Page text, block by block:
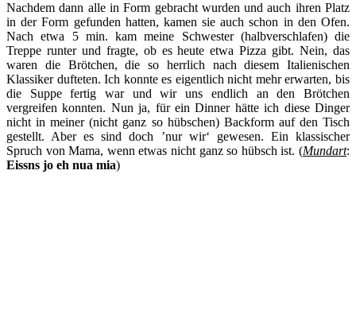
Nachdem dann alle in Form gebracht wurden und auch ihren Platz
in der Form gefunden hatten, kamen sie auch schon in den Ofen.
Nach etwa 5 min. kam meine Schwester (halbverschlafen) die
Treppe runter und fragte, ob es heute etwa Pizza gibt. Nein, das
waren die Brötchen, die so herrlich nach diesem Italienischen
Klassiker dufteten. Ich konnte es eigentlich nicht mehr erwarten, bis
die Suppe fertig war und wir uns endlich an den Brötchen
vergreifen konnten. Nun ja, für ein Dinner hätte ich diese Dinger
nicht in meiner (nicht ganz so hübschen) Backform auf den Tisch
gestellt. Aber es sind doch ’nur wir‘ gewesen. Ein klassischer
Spruch von Mama, wenn etwas nicht ganz so hübsch ist. (Mundart:
Eissns jo eh nua mia)